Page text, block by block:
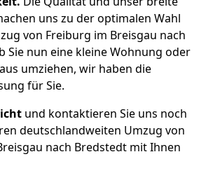
uns zu der optimalen Wahl
von Freiburg im Breisgau nach
Sie nun eine kleine Wohnung oder
umziehen, wir haben die
für Sie.
und kontaktieren Sie uns noch
deutschlandweiten Umzug von
nach Bredstedt mit Ihnen